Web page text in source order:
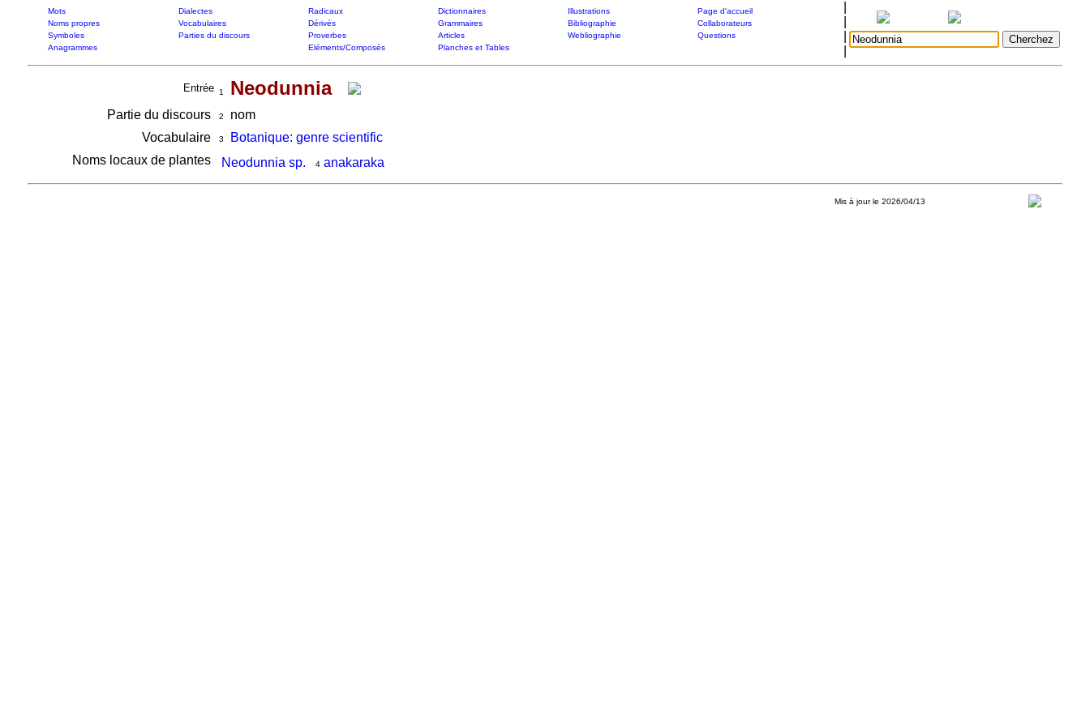
Mots Dialectes Radicaux Dictionnaires Illustrations
Page d'accueil
Noms propres
Vocabulaires Dérivés Grammaires Bibliographie
Collaborateurs
Symboles
Parties du discours Proverbes Articles Webliographie
Questions
Anagrammes
Eléments/Composés Planches et Tables
Entrée 1 Neodunnia
Partie du discours 2
nom
Vocabulaire
3
Botanique: genre scientific
Noms locaux de plantes
Neodunnia sp. 4 anakaraka
Mis à jour le 2026/04/13